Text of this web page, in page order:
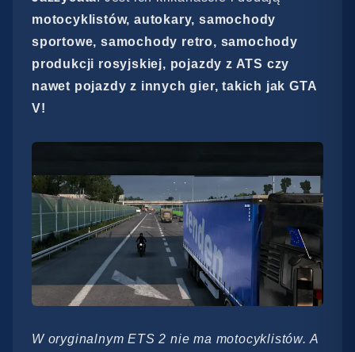
motocyklistów, autokary, samochody
sportowe, samochody retro, samochody
produkcji rosyjskiej, pojazdy z ATS czy
nawet pojazdy z innych gier, takich jak GTA
V!
W oryginalnym ETS 2 nie ma motocyklistów. A